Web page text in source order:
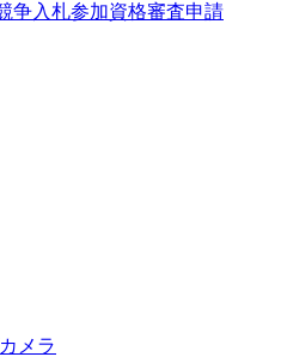
争入札参加資格審査申請
メラ